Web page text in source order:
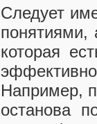
Следует
понятиями,
которая
Например,
останова